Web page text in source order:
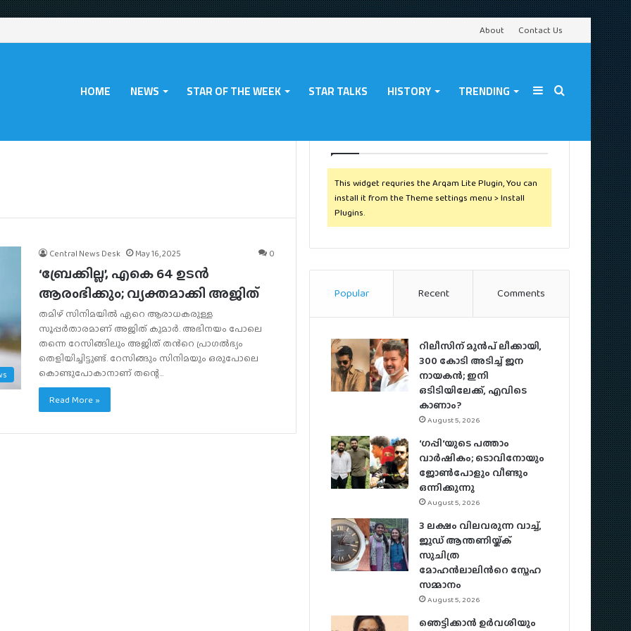
About Contact Us
HOME NEWS STAR OF THE WEEK STAR TALKS HISTORY TRENDING Search
Sidebar
Central News Desk May 16, 2025 0
‘ബ്രേക്കില്ല’, എകെ 64 ഉടൻ
ആരംഭിക്കും; വ്യക്തമാക്കി അജിത്
തമിഴ് സിനിമയിൽ ഏറെ ആരാധകരുള്ള
സൂപ്പർതാരമാണ് അജിത് കുമാർ. അഭിനയം പോലെ
തന്നെ റേസിങ്ങിലും അജിത് തന്‍റെ പ്രാഗൽഭ്യം
തെളിയിച്ചിട്ടുണ്ട്. റേസിങ്ങും സിനിമയും ഒരുപോലെ
കൊണ്ടുപോകാനാണ് തന്റെ…
Read More »
This widget requries the Arqam Lite Plugin, You can
install it from the Theme settings menu > Install
Plugins.
Popular Recent Comments
റിലീസിന് മുൻപ് ലീക്കായി,
300 കോടി അടിച്ച് ജന
നായകൻ; ഇനി
ഒടിടിയിലേക്ക്, എവിടെ
കാണാം?
August 5, 2026
‘ഗപ്പി‘യുടെ പത്താം
വാർഷികം; ടൊവിനോയും
ജോൺപോളും വീണ്ടും
ഒന്നിക്കുന്നു
August 5, 2026
3 ലക്ഷം വിലവരുന്ന വാച്ച്,
ജൂഡ് ആന്തണിയ്ക്ക്
സുചിത്ര
മോഹൻലാലിൻറെ സ്നേഹ
സമ്മാനം
August 5, 2026
ഞെട്ടിക്കാൻ ഉർവശിയും